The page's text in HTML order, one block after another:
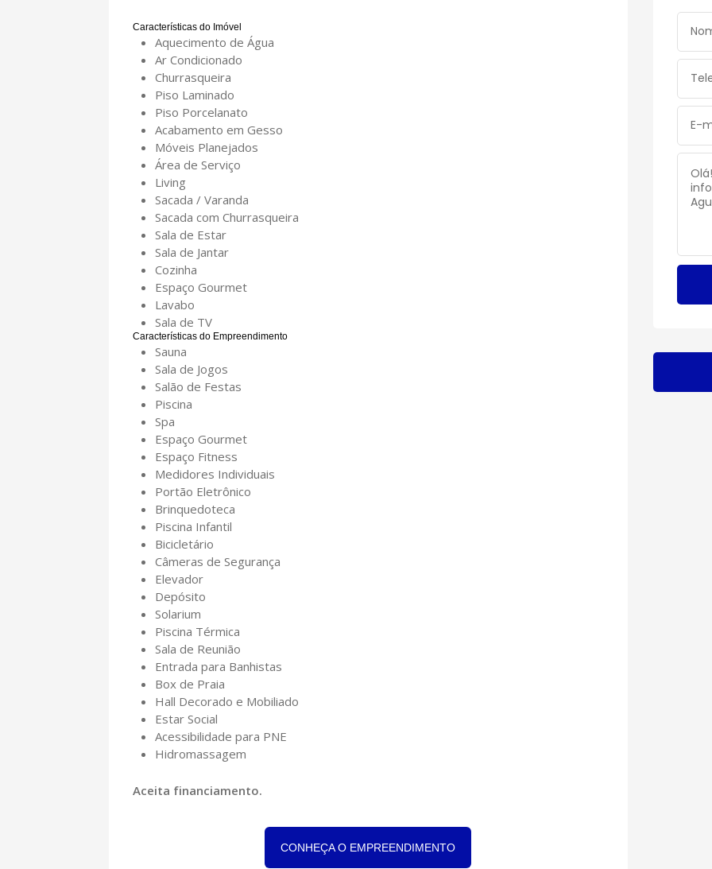
Características do Imóvel
Aquecimento de Água
Ar Condicionado
Churrasqueira
Piso Laminado
Piso Porcelanato
Acabamento em Gesso
Móveis Planejados
Área de Serviço
Living
Sacada / Varanda
Sacada com Churrasqueira
Sala de Estar
Sala de Jantar
Cozinha
Espaço Gourmet
Lavabo
Sala de TV
Características do Empreendimento
Sauna
Sala de Jogos
Salão de Festas
Piscina
Spa
Espaço Gourmet
Espaço Fitness
Medidores Individuais
Portão Eletrônico
Brinquedoteca
Piscina Infantil
Bicicletário
Câmeras de Segurança
Elevador
Depósito
Solarium
Piscina Térmica
Sala de Reunião
Entrada para Banhistas
Box de Praia
Hall Decorado e Mobiliado
Estar Social
Acessibilidade para PNE
Hidromassagem
Aceita financiamento.
CONHEÇA O EMPREENDIMENTO